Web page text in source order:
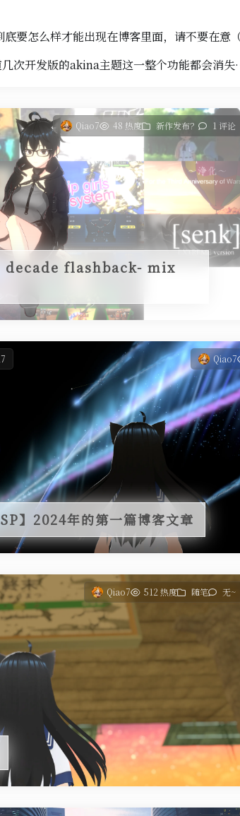
要怎么样才能出现在博客里面，请不要在意
几次开发版的akina主题这一整个功能都会消
Qiao7 48 热度 新作发布？ 1 评论
decade flashback- mix
Qiao7
】2024年的第一篇博客文章
Qiao7 512 热度 随笔 无~